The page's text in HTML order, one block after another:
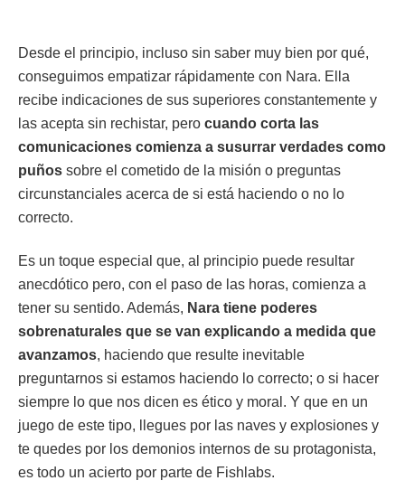
Desde el principio, incluso sin saber muy bien por qué,
conseguimos empatizar rápidamente con Nara. Ella
recibe indicaciones de sus superiores constantemente y
las acepta sin rechistar, pero cuando corta las
comunicaciones comienza a susurrar verdades como
puños sobre el cometido de la misión o preguntas
circunstanciales acerca de si está haciendo o no lo
correcto.
Es un toque especial que, al principio puede resultar
anecdótico pero, con el paso de las horas, comienza a
tener su sentido. Además, Nara tiene poderes
sobrenaturales que se van explicando a medida que
avanzamos, haciendo que resulte inevitable
preguntarnos si estamos haciendo lo correcto; o si hacer
siempre lo que nos dicen es ético y moral. Y que en un
juego de este tipo, llegues por las naves y explosiones y
te quedes por los demonios internos de su protagonista,
es todo un acierto por parte de Fishlabs.